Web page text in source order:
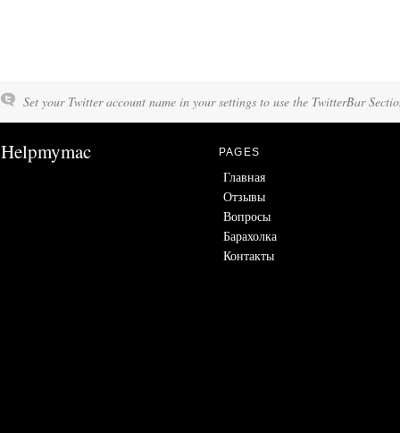
Set your Twitter account name in your settings to use the TwitterBar
Helpmymac PAGES
Главная
Отзывы
Вопросы
Барахолка
Контакты